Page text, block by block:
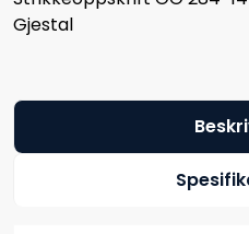
Gjestal